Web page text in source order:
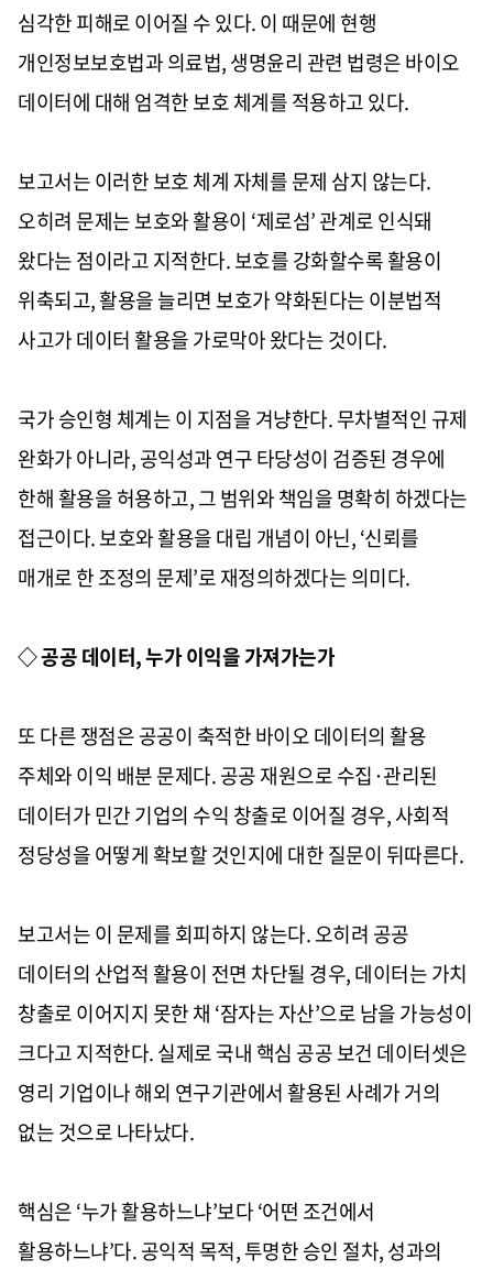
심각한 피해로 이어질 수 있다. 이 때문에 현행
개인정보보호법과 의료법, 생명윤리 관련 법령은 바이오
데이터에 대해 엄격한 보호 체계를 적용하고 있다.
보고서는 이러한 보호 체계 자체를 문제 삼지 않는다.
오히려 문제는 보호와 활용이 ‘제로섬’ 관계로 인식돼
왔다는 점이라고 지적한다. 보호를 강화할수록 활용이
위축되고, 활용을 늘리면 보호가 약화된다는 이분법적
사고가 데이터 활용을 가로막아 왔다는 것이다.
국가 승인형 체계는 이 지점을 겨냥한다. 무차별적인 규제
완화가 아니라, 공익성과 연구 타당성이 검증된 경우에
한해 활용을 허용하고, 그 범위와 책임을 명확히 하겠다는
접근이다. 보호와 활용을 대립 개념이 아닌, ‘신뢰를
매개로 한 조정의 문제’로 재정의하겠다는 의미다.
◇ 공공 데이터, 누가 이익을 가져가는가
또 다른 쟁점은 공공이 축적한 바이오 데이터의 활용
주체와 이익 배분 문제다. 공공 재원으로 수집·관리된
데이터가 민간 기업의 수익 창출로 이어질 경우, 사회적
정당성을 어떻게 확보할 것인지에 대한 질문이 뒤따른다.
보고서는 이 문제를 회피하지 않는다. 오히려 공공
데이터의 산업적 활용이 전면 차단될 경우, 데이터는 가치
창출로 이어지지 못한 채 ‘잠자는 자산’으로 남을 가능성이
크다고 지적한다. 실제로 국내 핵심 공공 보건 데이터셋은
영리 기업이나 해외 연구기관에서 활용된 사례가 거의
없는 것으로 나타났다.
핵심은 ‘누가 활용하느냐’보다 ‘어떤 조건에서
활용하느냐’다. 공익적 목적, 투명한 승인 절차, 성과의